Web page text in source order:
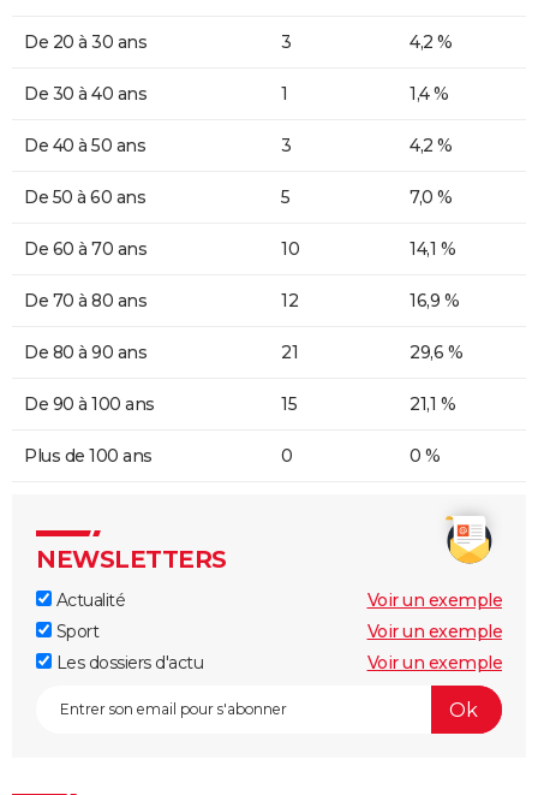
De 20 à 30 ans 3 4,2 %
De 30 à 40 ans 1 1,4 %
De 40 à 50 ans 3 4,2 %
De 50 à 60 ans 5 7,0 %
De 60 à 70 ans 10 14,1 %
De 70 à 80 ans 12 16,9 %
De 80 à 90 ans 21 29,6 %
De 90 à 100 ans 15 21,1 %
Plus de 100 ans 0 0 %
NEWSLETTERS
Actualité
Voir un exemple
Sport
Voir un exemple
Les dossiers d'actu
Voir un exemple